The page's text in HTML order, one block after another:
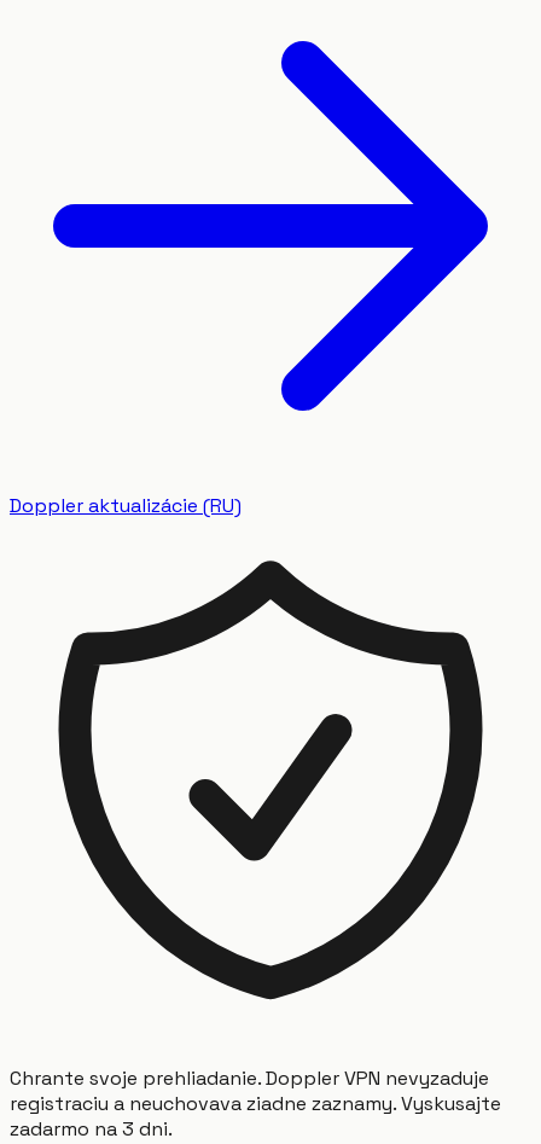
Doppler aktualizácie (RU)
Chrante svoje prehliadanie. Doppler VPN nevyzaduje
registraciu a neuchovava ziadne zaznamy. Vyskusajte
zadarmo na 3 dni.